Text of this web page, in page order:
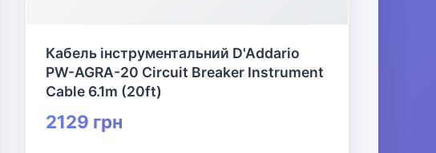
Кабель інструментальний D'Addario
PW-AGRA-20 Circuit Breaker Instrument
Cable 6.1m (20ft)
2129 грн